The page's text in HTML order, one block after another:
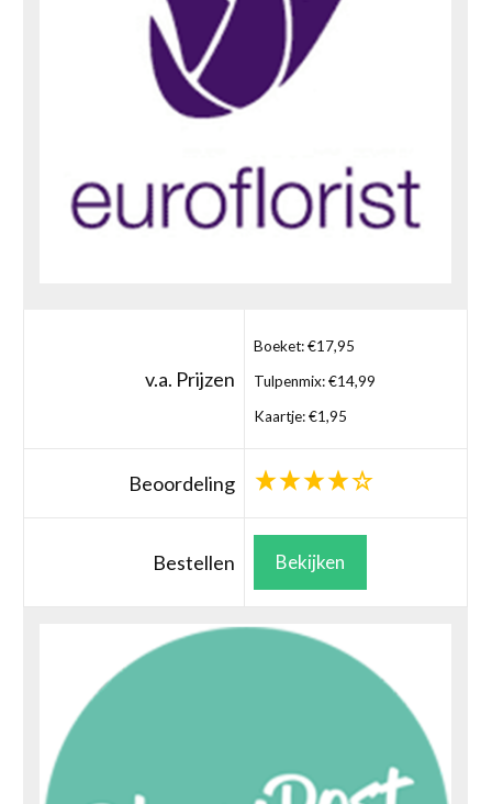
v.a. Prijzen
Boeket: €17,95
Tulpenmix: €14,99
Kaartje: €1,95
Beoordeling
Bestellen Bekijken